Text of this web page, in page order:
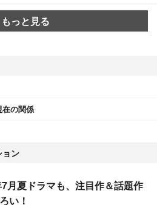
もっと見る
在の関係
ョン
月夏ドラマも、注目作＆話題作
い！